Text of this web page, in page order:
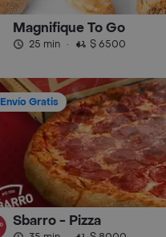
Magnifique To Go
25 min · $ 6500
Envío Gratis
Sbarro - Pizza